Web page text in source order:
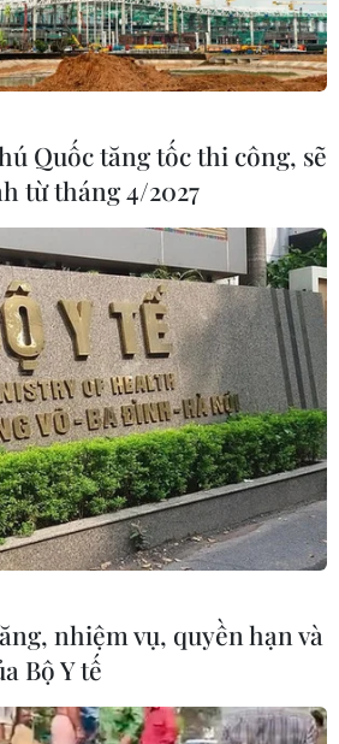
Quốc tăng tốc thi công, sẽ
từ tháng 4/2027
nhiệm vụ, quyền hạn và
Bộ Y tế